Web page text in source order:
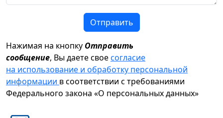
Отправить
Нажимая на кнопку Отправить
сообщение, Вы даете своесогласие
на использование и обработку персональной
информации в соответствии с требованиями
Федерального закона «О персональных данных»